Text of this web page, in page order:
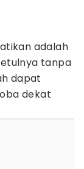
adalah
tanpa
dapat
dekat